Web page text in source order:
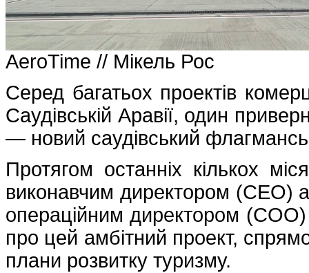
AeroTime // Мікель Рос
Серед багатьох проектів
Саудівській Аравії, один
— новий саудівський
Протягом останніх кількох
виконавчим директором (CEO)
операційним директором
про цей амбітний проект,
плани розвитку туризму.